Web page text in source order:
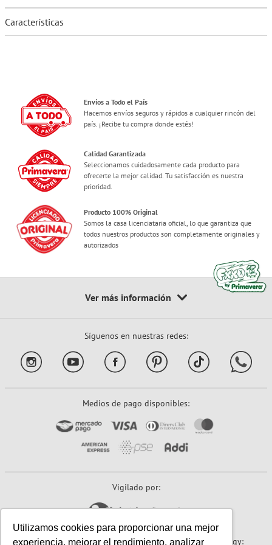
Utilizamos cookies para proporcionar una mejor
experiencia, mejorar el rendimiento, analizar
Características
Envíos a Todo el País
Hacemos envíos seguros y rápidos a cualquier rincón del
país. ¡Recibe tu compra donde estés!
Calidad Garantizada
Seleccionamos cuidadosamente cada producto para
ofrecerte la mejor calidad. Tu satisfacción es nuestra
prioridad.
Producto 100% Original
Somos la casa licenciataria oficial, lo que garantiza que
todos nuestros productos son completamente originales y
autorizados
Síguenos en nuestras redes:
Medios de pago disponibles:
Vigilado por:
Sitio seguro: Powered By: Technology: